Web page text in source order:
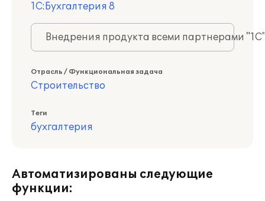
1С:Бухгалтерия 8
Внедрения продукта всеми партнерами
Отрасль / Функциональная задача
Строительство
Теги
бухгалтерия
Автоматизированы следующие
функции: